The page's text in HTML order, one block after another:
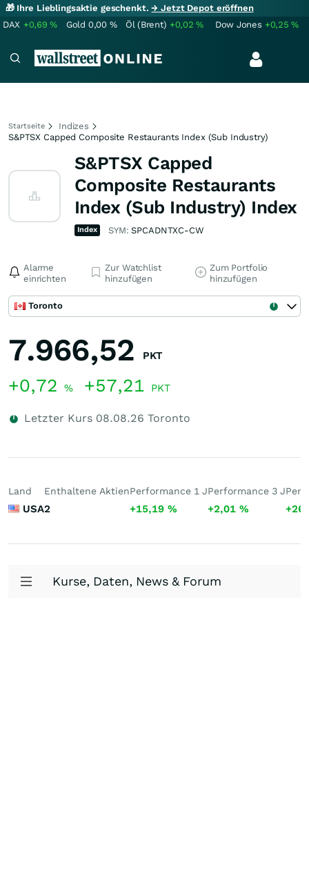
🎁 Ihre Lieblingsaktie geschenkt.→ Jetzt Depot eröffnen
DAX +0,69% Gold 0,00 % Öl (Brent) +0,02% Dow Jones +0,25%
Startseite
Indizes
S&PTSX Capped Composite Restaurants Index (Sub Industry)
S&PTSX Capped
Composite Restaurants
Index (Sub Industry) Index
Index SYM:SPCADNTXC-CW
Alarme
einrichten
Zur Watchlist
hinzufügen
Zum Portfolio
hinzufügen
Toronto
7.966,52 PKT
+0,72 % +57,21 PKT
Letzter Kurs 08.08.26 Toronto
Land
USA
Enthaltene Aktien
2
Performance 1 J
+15,19 %
Performance 3 J
+2,01 %
Kurse, Daten, News & Forum